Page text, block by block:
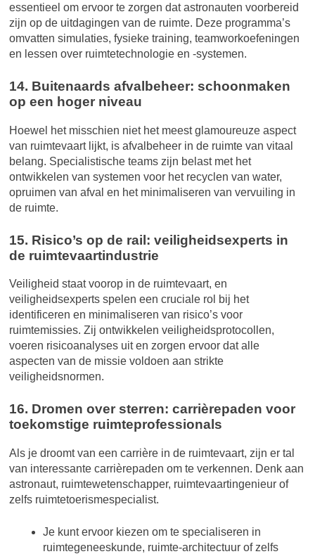
essentieel om ervoor te zorgen dat astronauten voorbereid
zijn op de uitdagingen van de ruimte. Deze programma’s
omvatten simulaties, fysieke training, teamworkoefeningen
en lessen over ruimtetechnologie en -systemen.
14. Buitenaards afvalbeheer: schoonmaken
op een hoger niveau
Hoewel het misschien niet het meest glamoureuze aspect
van ruimtevaart lijkt, is afvalbeheer in de ruimte van vitaal
belang. Specialistische teams zijn belast met het
ontwikkelen van systemen voor het recyclen van water,
opruimen van afval en het minimaliseren van vervuiling in
de ruimte.
15. Risico’s op de rail: veiligheidsexperts in
de ruimtevaartindustrie
Veiligheid staat voorop in de ruimtevaart, en
veiligheidsexperts spelen een cruciale rol bij het
identificeren en minimaliseren van risico’s voor
ruimtemissies. Zij ontwikkelen veiligheidsprotocollen,
voeren risicoanalyses uit en zorgen ervoor dat alle
aspecten van de missie voldoen aan strikte
veiligheidsnormen.
16. Dromen over sterren: carrièrepaden voor
toekomstige ruimteprofessionals
Als je droomt van een carrière in de ruimtevaart, zijn er tal
van interessante carrièrepaden om te verkennen. Denk aan
astronaut, ruimtewetenschapper, ruimtevaartingenieur of
zelfs ruimtetoerismespecialist.
Je kunt ervoor kiezen om te specialiseren in
ruimtegeneeskunde, ruimte-architectuur of zelfs